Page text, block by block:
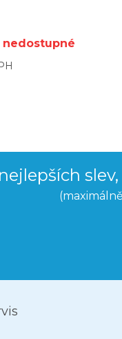
nedostupné